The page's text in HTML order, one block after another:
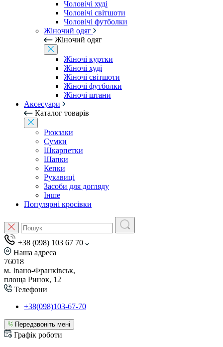
Чоловічі худі
Чоловічі світшоти
Чоловічі футболки
Жіночий одяг
Жіночий одяг
Жіночі куртки
Жіночі худі
Жіночі світшоти
Жіночі футболки
Жіночі штани
Аксесуари
Каталог товарів
Рюкзаки
Сумки
Шкарпетки
Шапки
Кепки
Рукавиці
Засоби для догляду
Інше
Популярні кросівки
+38 (098) 103 67 70
Наша адреса
76018
м. Івано-Франківськ,
площа Ринок, 12
Телефони
+38(098)103-67-70
Передзвоніть мені
Графік роботи